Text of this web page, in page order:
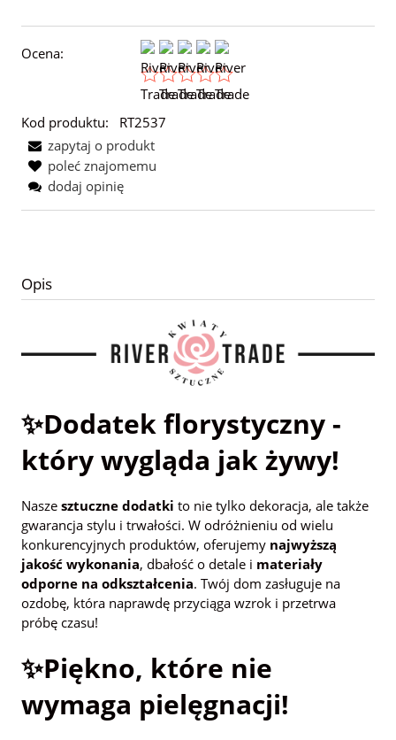
Ocena:
Kod produktu:
RT2537
zapytaj o produkt
poleć znajomemu
dodaj opinię
Opis
✨Dodatek florystyczny -
który wygląda jak żywy!
Nasze sztuczne dodatki to nie tylko dekoracja, ale także
gwarancja stylu i trwałości. W odróżnieniu od wielu
konkurencyjnych produktów, oferujemy najwyższą
jakość wykonania, dbałość o detale i materiały
odporne na odkształcenia. Twój dom zasługuje na
ozdobę, która naprawdę przyciąga wzrok i przetrwa
próbę czasu!
✨Piękno, które nie
wymaga pielęgnacji!